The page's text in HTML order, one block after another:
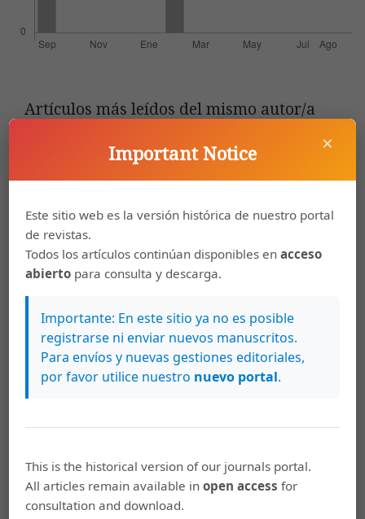
Artículos más leídos del mismo autor/a
Carlos Sánchez Avendaño,Los diccionarios de
las lenguas indígenas de Costa Rica: Del
pictográfico,
Káñina: Vol. 40 Núm. 3 (2016):
Káñina número extraordinario
Carlos Sánchez Avendaño,Lenguas en peligro
en Costa Rica: vitalidad, documentación y
Káñina (Enero-Junio)
Carlos Sánchez Avendaño,"Me estás diciendo
cosas que no está dentro del malecu". La
Carlos Sánchez Avendaño,“INDIO COME-
IGUANA” DISCRIMINACIÓN, HOSTIGAMIENTO E
INSULTOS ETNOFÓBICOS DIRIGIDOS A LOS
×
Important Notice
Este sitio web es la versión histórica de nuestro portal
de revistas.
Todos los artículos continúan disponibles enacceso
abierto para consulta y descarga.
Importante: En este sitio ya no es posible
registrarse ni enviar nuevos manuscritos.
Para envíos y nuevas gestiones editoriales,
por favor utilice nuestro nuevo portal.
This is the historical version of our journals portal.
All articles remain available inopen access for
consultation and download.